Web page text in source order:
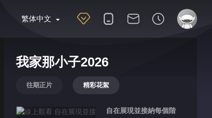
繁体中文
我家那小子2026
往期正片 精彩花絮
自在展現並接納每個階